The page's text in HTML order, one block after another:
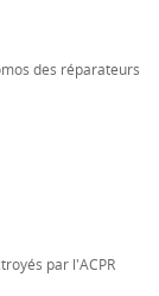
des réparateurs
par l'ACPR